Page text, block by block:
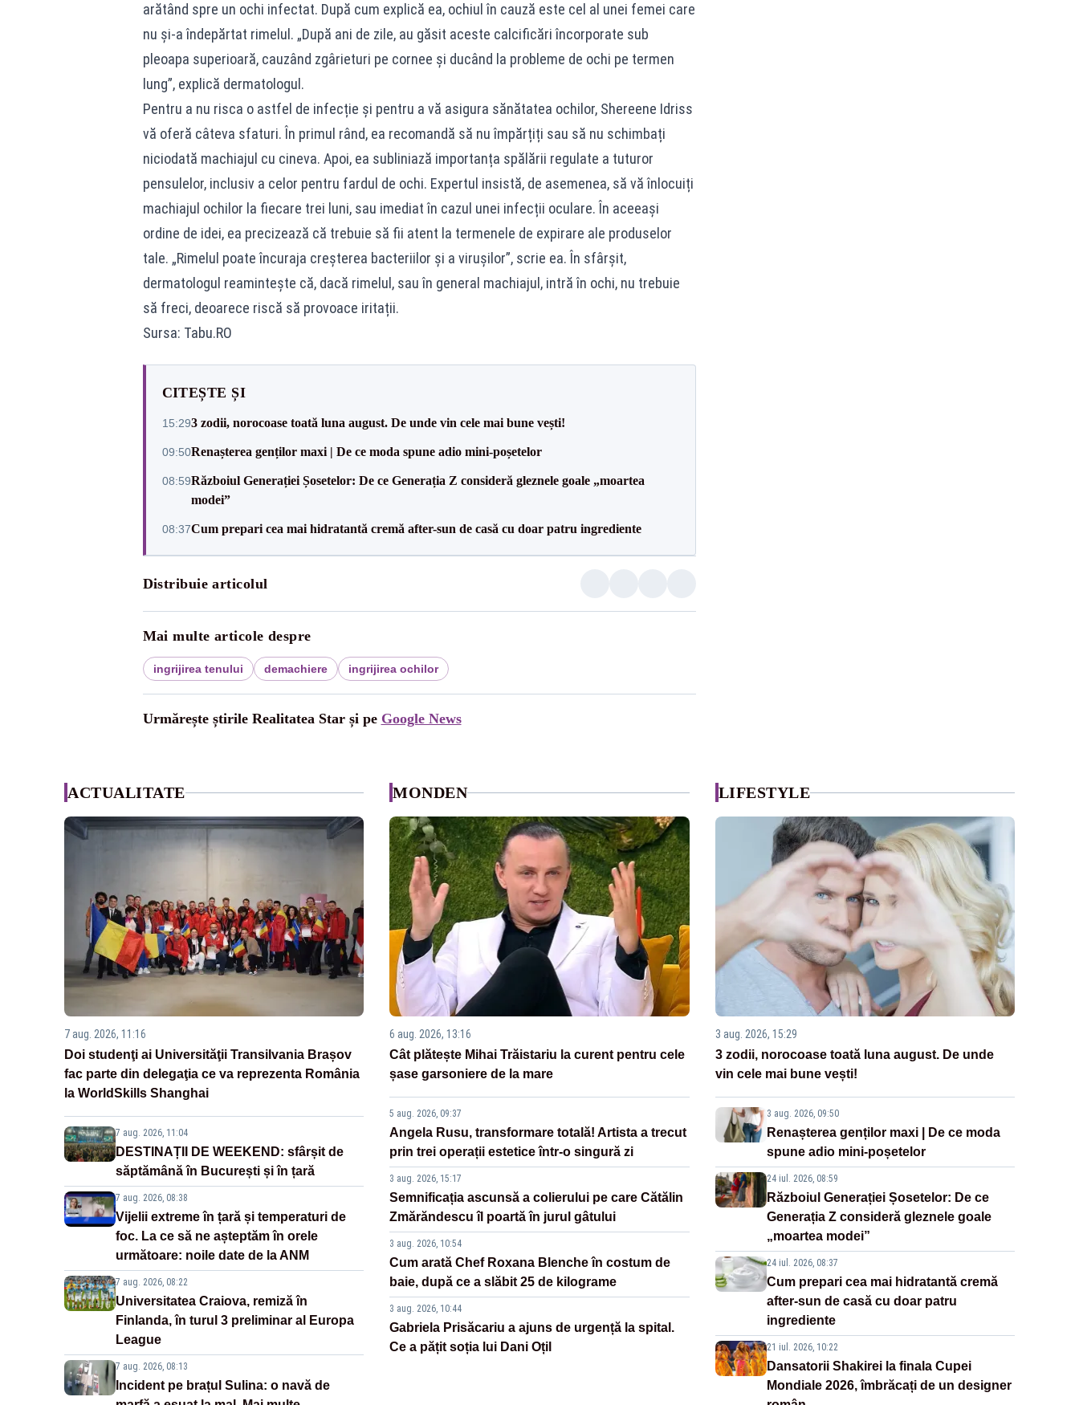
arătând spre un ochi infectat. După cum explică ea, ochiul în cauză este cel al unei femei care
nu și-a îndepărtat rimelul. „După ani de zile, au găsit aceste calcificări încorporate sub
pleoapa superioară, cauzând zgârieturi pe cornee și ducând la probleme de ochi pe termen
lung”, explică dermatologul.
Pentru a nu risca o astfel de infecție și pentru a vă asigura sănătatea ochilor, Shereene Idriss
vă oferă câteva sfaturi. În primul rând, ea recomandă să nu împărțiți sau să nu schimbați
niciodată machiajul cu cineva. Apoi, ea subliniază importanța spălării regulate a tuturor
pensulelor, inclusiv a celor pentru fardul de ochi. Expertul insistă, de asemenea, să vă înlocuiți
machiajul ochilor la fiecare trei luni, sau imediat în cazul unei infecții oculare. În aceeași
ordine de idei, ea precizează că trebuie să fii atent la termenele de expirare ale produselor
tale. „Rimelul poate încuraja creșterea bacteriilor și a virușilor”, scrie ea. În sfârșit,
dermatologul reamintește că, dacă rimelul, sau în general machiajul, intră în ochi, nu trebuie
să freci, deoarece riscă să provoace iritații.
Sursa: Tabu.RO
CITEȘTE ȘI
15:293 zodii, norocoase toată luna august. De unde vin cele mai bune vești!
09:50Renașterea genților maxi | De ce moda spune adio mini-poșetelor
08:59Războiul Generației Șosetelor: De ce Generația Z consideră gleznele goale „moartea
modei”
08:37Cum prepari cea mai hidratantă cremă after-sun de casă cu doar patru ingrediente
Distribuie articolul
Mai multe articole despre
ingrijirea tenului demachiere ingrijirea ochilor
Urmărește știrile Realitatea Star și pe Google News
ACTUALITATE
7 aug. 2026, 11:16
Doi studenţi ai Universităţii Transilvania Brașov
fac parte din delegaţia ce va reprezenta România
la WorldSkills Shanghai
7 aug. 2026, 11:04
DESTINAȚII DE WEEKEND: sfârșit de
săptămână în București și în țară
7 aug. 2026, 08:38
Vijelii extreme în țară și temperaturi de
foc. La ce să ne așteptăm în orele
următoare: noile date de la ANM
7 aug. 2026, 08:22
Universitatea Craiova, remiză în
Finlanda, în turul 3 preliminar al Europa
League
7 aug. 2026, 08:13
Incident pe brațul Sulina: o navă de
MONDEN
6 aug. 2026, 13:16
Cât plătește Mihai Trăistariu la curent pentru cele
șase garsoniere de la mare
5 aug. 2026, 09:37
Angela Rusu, transformare totală! Artista a trecut
prin trei operații estetice într-o singură zi
3 aug. 2026, 15:17
Semnificația ascunsă a colierului pe care Cătălin
Zmărăndescu îl poartă în jurul gâtului
3 aug. 2026, 10:54
Cum arată Chef Roxana Blenche în costum de
baie, după ce a slăbit 25 de kilograme
3 aug. 2026, 10:44
Gabriela Prisăcariu a ajuns de urgență la spital.
Ce a pățit soția lui Dani Oțil
LIFESTYLE
3 aug. 2026, 15:29
3 zodii, norocoase toată luna august. De unde
vin cele mai bune vești!
3 aug. 2026, 09:50
Renașterea genților maxi | De ce moda
spune adio mini-poșetelor
24 iul. 2026, 08:59
Războiul Generației Șosetelor: De ce
Generația Z consideră gleznele goale
„moartea modei”
24 iul. 2026, 08:37
Cum prepari cea mai hidratantă cremă
after-sun de casă cu doar patru
ingrediente
21 iul. 2026, 10:22
Dansatorii Shakirei la finala Cupei
Mondiale 2026, îmbrăcați de un designer